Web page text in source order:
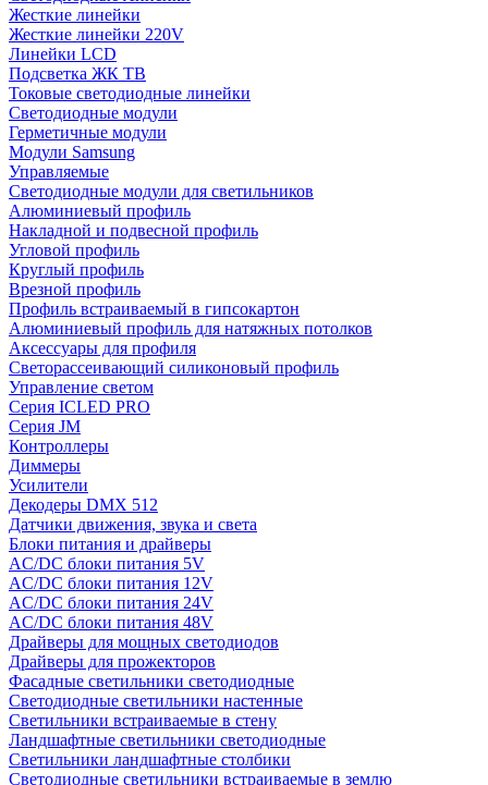
Жесткие линейки
Жесткие линейки 220V
Линейки LCD
Подсветка ЖК ТВ
Токовые светодиодные линейки
Светодиодные модули
Герметичные модули
Модули Samsung
Управляемые
Светодиодные модули для светильников
Алюминиевый профиль
Накладной и подвесной профиль
Угловой профиль
Круглый профиль
Врезной профиль
Профиль встраиваемый в гипсокартон
Алюминиевый профиль для натяжных потолков
Аксессуары для профиля
Светорассеивающий силиконовый профиль
Управление светом
Серия ICLED PRO
Серия JM
Контроллеры
Диммеры
Усилители
Декодеры DMX 512
Датчики движения, звука и света
Блоки питания и драйверы
AC/DC блоки питания 5V
AC/DC блоки питания 12V
AC/DC блоки питания 24V
AC/DC блоки питания 48V
Драйверы для мощных светодиодов
Драйверы для прожекторов
Фасадные светильники светодиодные
Светодиодные светильники настенные
Светильники встраиваемые в стену
Ландшафтные светильники светодиодные
Светильники ландшафтные столбики
Светодиодные светильники встраиваемые в землю